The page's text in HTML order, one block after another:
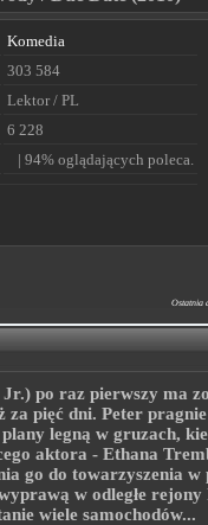
Komedia
303 584
Lektor / PL
6 228
| 94% oglądających poleca.
Ostatnia
po raz pierwszy ma
za pięć dni. Peter
legną w gruzach,
aktora - Ethana
go do towarzyszenia w
w odległe
wiele samochodów...